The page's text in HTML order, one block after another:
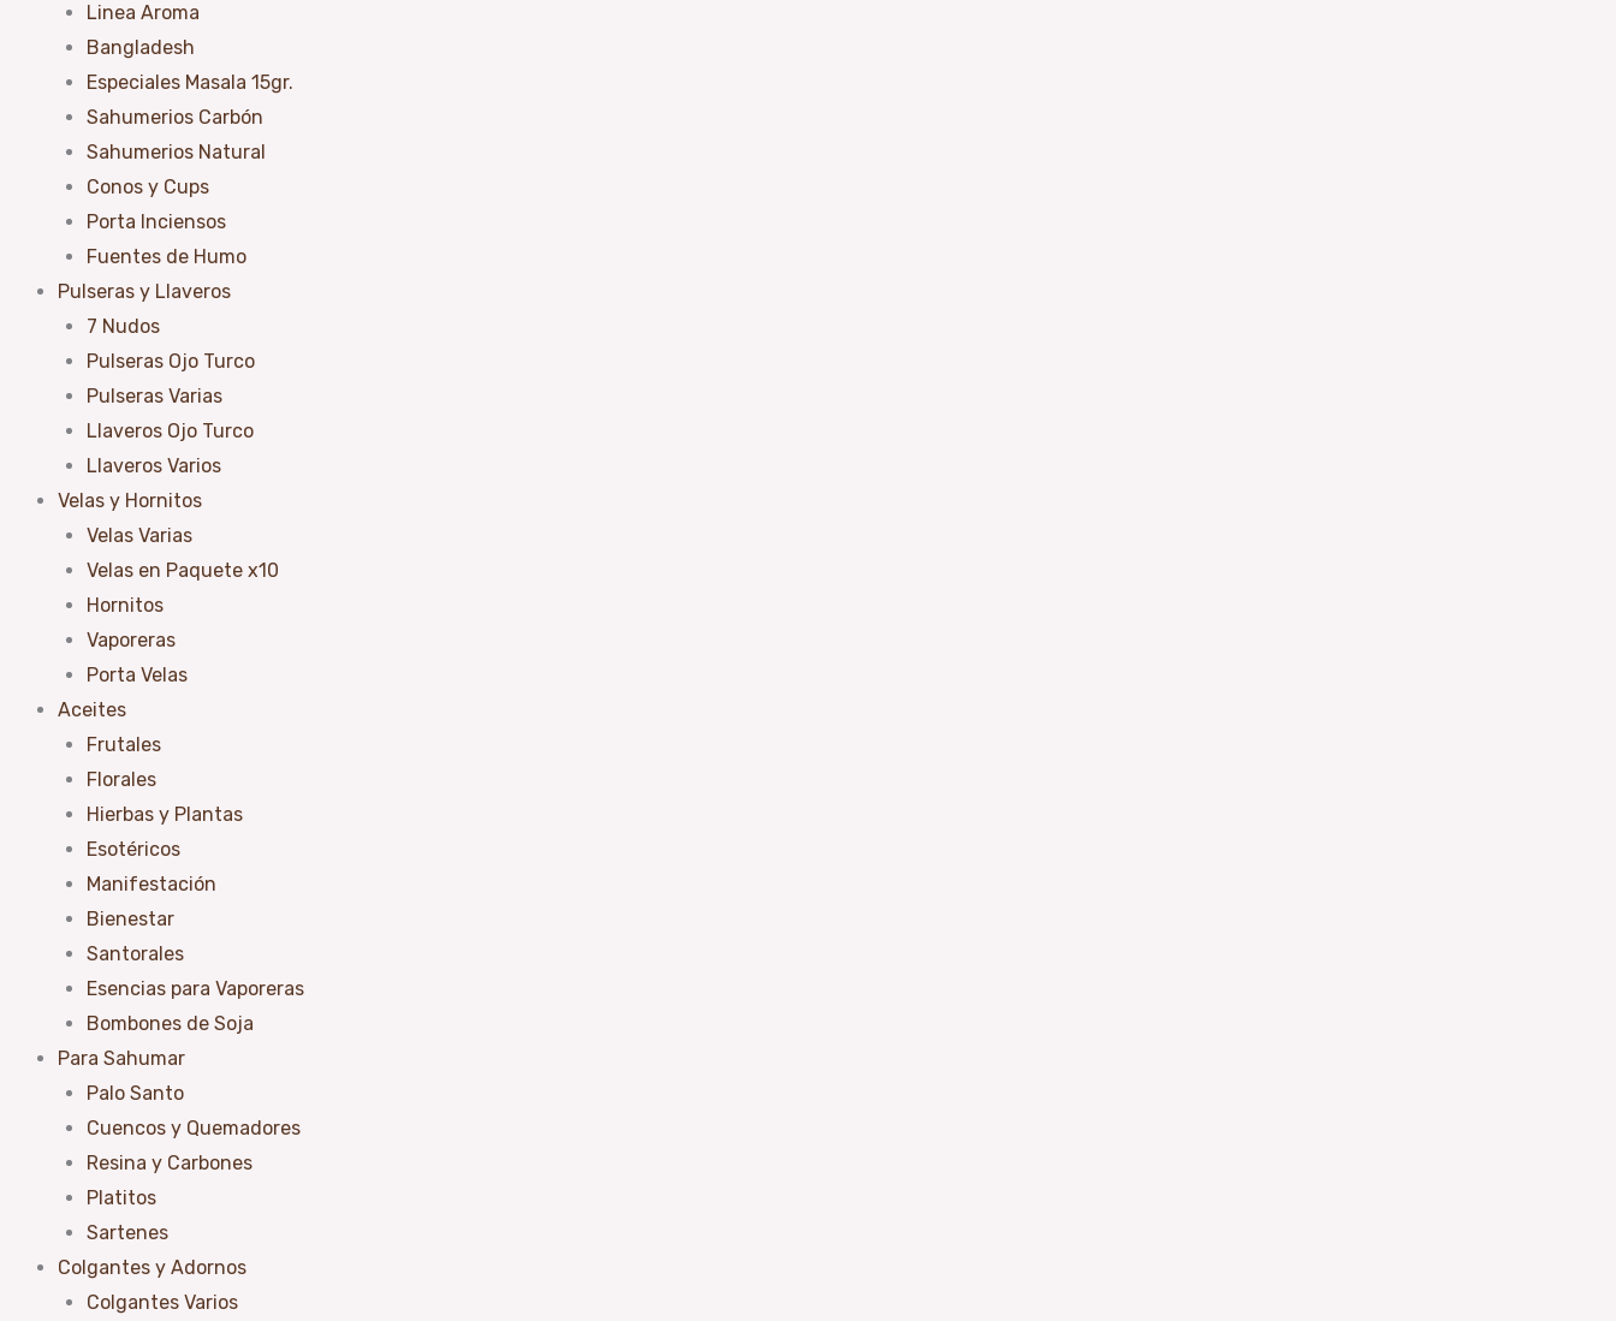
Linea Aroma
Bangladesh
Especiales Masala 15gr.
Sahumerios Carbón
Sahumerios Natural
Conos y Cups
Porta Inciensos
Fuentes de Humo
Pulseras y Llaveros
7 Nudos
Pulseras Ojo Turco
Pulseras Varias
Llaveros Ojo Turco
Llaveros Varios
Velas y Hornitos
Velas Varias
Velas en Paquete x10
Hornitos
Vaporeras
Porta Velas
Aceites
Frutales
Florales
Hierbas y Plantas
Esotéricos
Manifestación
Bienestar
Santorales
Esencias para Vaporeras
Bombones de Soja
Para Sahumar
Palo Santo
Cuencos y Quemadores
Resina y Carbones
Platitos
Sartenes
Colgantes y Adornos
Colgantes Varios